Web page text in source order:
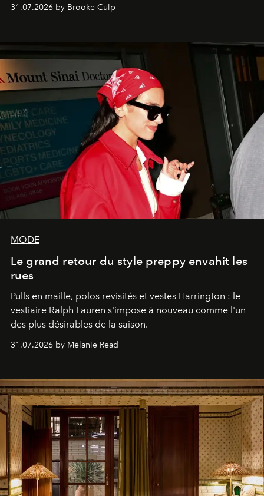
31.07.2026 by Brooke Culp
MODE
Le grand retour du style preppy envahit les
rues
Pulls en maille, polos revisités et vestes Harrington : le
vestiaire Ralph Lauren s'impose à nouveau comme l'un
des plus désirables de la saison.
31.07.2026 by Mélanie Read